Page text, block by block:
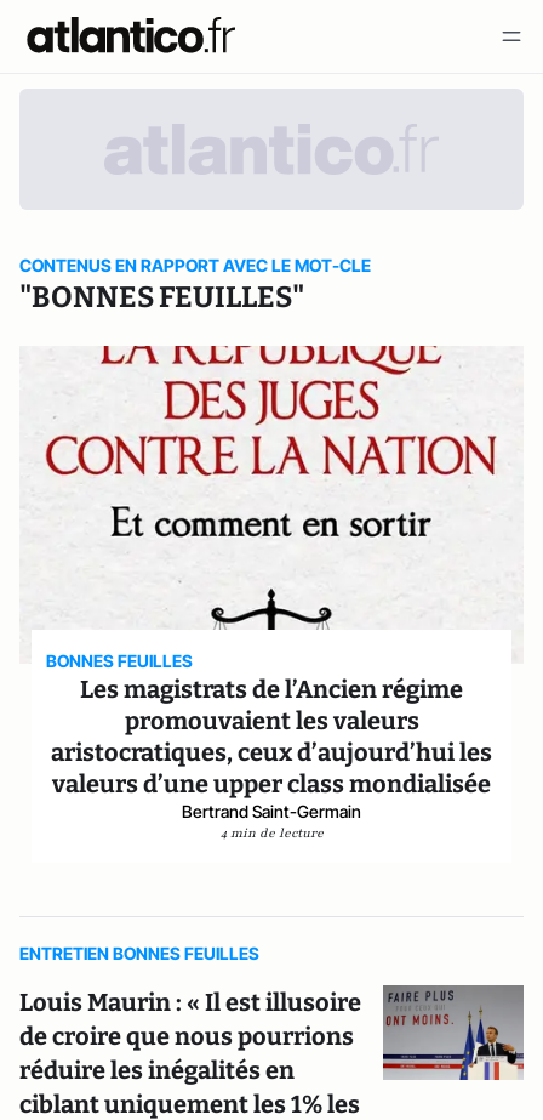
CONTENUS EN RAPPORT AVEC LE MOT-CLE
"BONNES FEUILLES"
BONNES FEUILLES
Les magistrats de l’Ancien régime
promouvaient les valeurs
aristocratiques, ceux d’aujourd’hui les
valeurs d’une upper class mondialisée
Bertrand Saint-Germain
4 min de lecture
ENTRETIEN BONNES FEUILLES
Louis Maurin : « Il est illusoire
de croire que nous pourrions
réduire les inégalités en
ciblant uniquement les 1% les